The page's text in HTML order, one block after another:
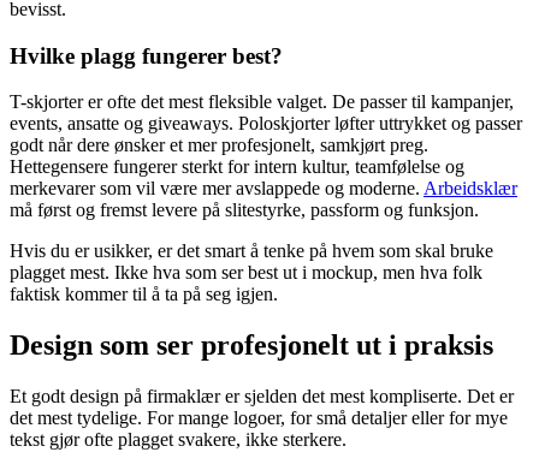
bevisst.
Hvilke plagg fungerer best?
T-skjorter er ofte det mest fleksible valget. De passer til kampanjer,
events, ansatte og giveaways. Poloskjorter løfter uttrykket og passer
godt når dere ønsker et mer profesjonelt, samkjørt preg.
Hettegensere fungerer sterkt for intern kultur, teamfølelse og
merkevarer som vil være mer avslappede og moderne. Arbeidsklær
må først og fremst levere på slitestyrke, passform og funksjon.
Hvis du er usikker, er det smart å tenke på hvem som skal bruke
plagget mest. Ikke hva som ser best ut i mockup, men hva folk
faktisk kommer til å ta på seg igjen.
Design som ser profesjonelt ut i praksis
Et godt design på firmaklær er sjelden det mest kompliserte. Det er
det mest tydelige. For mange logoer, for små detaljer eller for mye
tekst gjør ofte plagget svakere, ikke sterkere.